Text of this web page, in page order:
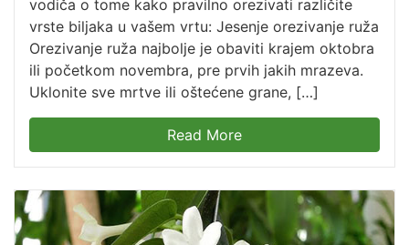
vodiča o tome kako pravilno orezivati različite
vrste biljaka u vašem vrtu: Jesenje orezivanje ruža
Orezivanje ruža najbolje je obaviti krajem oktobra
ili početkom novembra, pre prvih jakih mrazeva.
Uklonite sve mrtve ili oštećene grane, […]
Read More